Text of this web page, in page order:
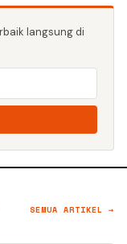
langsung di
SEMUA ARTIKEL →